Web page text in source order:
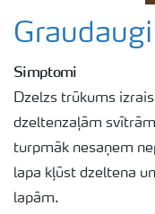
Simptomi
Dzelzs trūkums
dzeltenzaļām
turpmāk nesaņem
lapa kļūst dzeltena
lapām.